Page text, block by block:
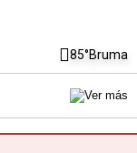
85°Bruma